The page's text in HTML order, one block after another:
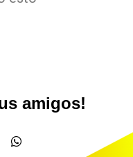
amigos!